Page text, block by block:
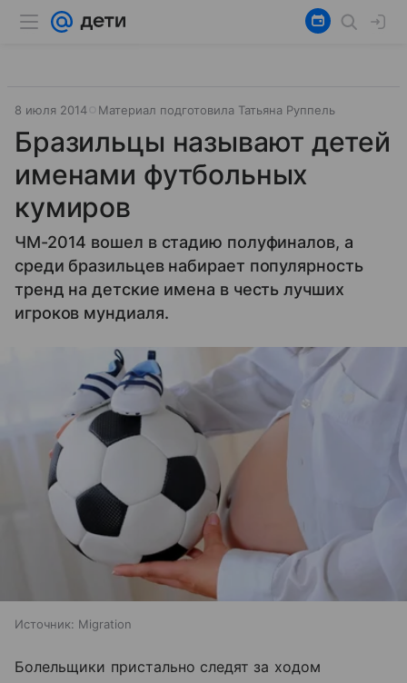
8 июля 2014 Материал подготовила Татьяна Руппель
Бразильцы называют детей
именами футбольных
кумиров
ЧМ-2014 вошел в стадию полуфиналов, а
среди бразильцев набирает популярность
тренд на детские имена в честь лучших
игроков мундиаля.
Источник: Migration
Болельщики пристально следят за ходом